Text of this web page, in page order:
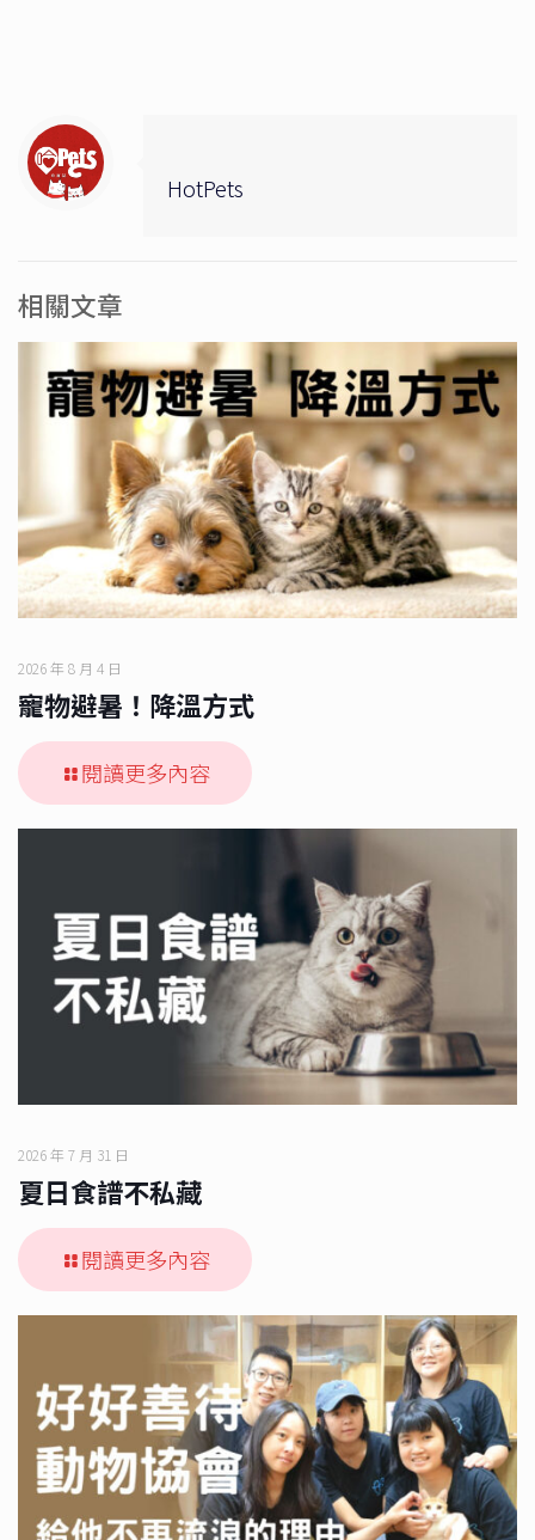
HotPets
相關文章
2026 年 8 月 4 日
寵物避暑！降溫方式
閱讀更多內容
2026 年 7 月 31 日
夏日食譜不私藏
閱讀更多內容